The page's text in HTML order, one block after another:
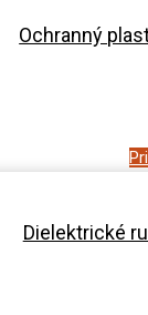
Ochranný
Dielektrické